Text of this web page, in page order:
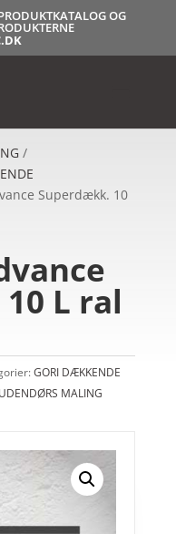
OG
/
Superdækk. 10
L ral
GORI DÆKKENDE
UDENDØRS MALING